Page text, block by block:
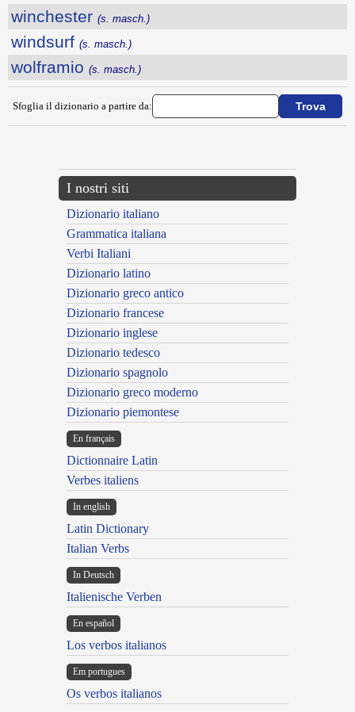
winchester (s. masch.)
windsurf (s. masch.)
wolframio (s. masch.)
Sfoglia il dizionario a partire da:
I nostri siti
Dizionario italiano
Grammatica italiana
Verbi Italiani
Dizionario latino
Dizionario greco antico
Dizionario francese
Dizionario inglese
Dizionario tedesco
Dizionario spagnolo
Dizionario greco moderno
Dizionario piemontese
En français
Dictionnaire Latin
Verbes italiens
In english
Latin Dictionary
Italian Verbs
In Deutsch
Italienische Verben
En español
Los verbos italianos
Em portugues
Os verbos italianos